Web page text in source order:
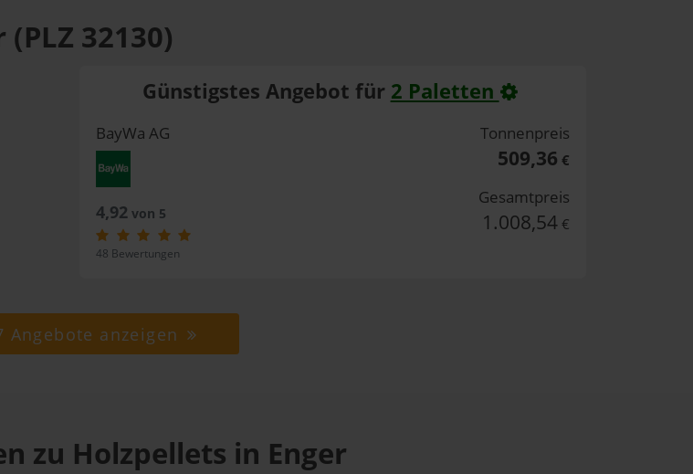
32130)
Günstigstes Angebot für 2 Paletten
BayWa AG
4,92von 5
48 Bewertungen
Tonnenpreis
509,36 €
Gesamtpreis
1.008,54 €
Angebote anzeigen
zu Holzpellets in Enger